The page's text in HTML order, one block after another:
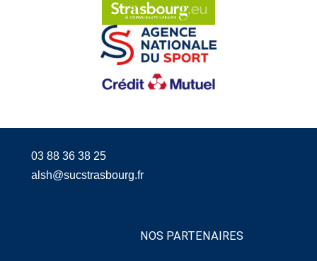
03 88 36 38 25
alsh@sucstrasbourg.fr
NOS PARTENAIRES